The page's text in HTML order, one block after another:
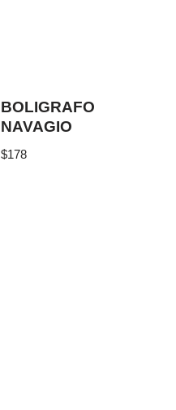
BOLIGRAFO
NAVAGIO
$178